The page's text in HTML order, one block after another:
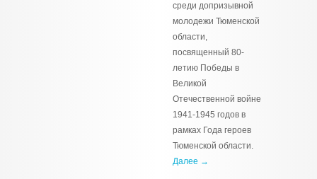
среди допризывной
молодежи Тюменской
области,
посвященный 80-
летию Победы в
Великой
Отечественной войне
1941-1945 годов в
рамках Года героев
Тюменской области.
Далее →